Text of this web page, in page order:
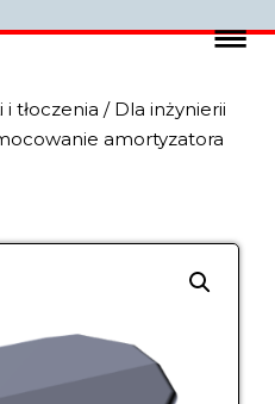
tłoczenia / Dla inżynierii
amortyzatora